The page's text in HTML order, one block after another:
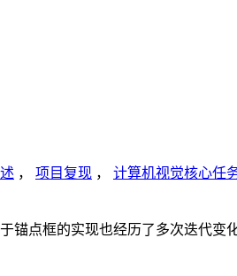
， 项目复现 ， 计算机视觉核心任
锚点框的实现也经历了多次迭代变化